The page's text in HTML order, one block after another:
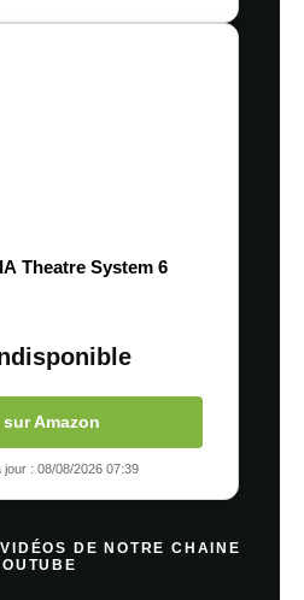
Theatre System 6
sur Amazon
jour : 08/08/2026 07:39
DE NOTRE CHAINE